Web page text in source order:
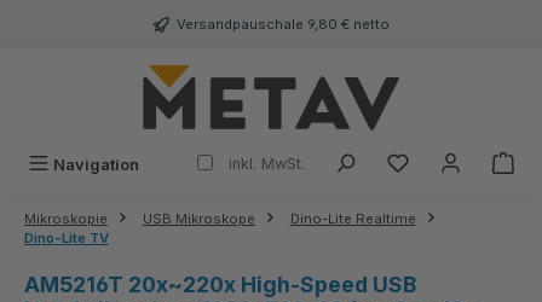
Versandpauschale 9,80 € netto
Navigation inkl. MwSt.
Mikroskopie USB Mikroskope
Dino-Lite Realtime
Dino-Lite TV
AM5216T 20x~220x High-Speed USB